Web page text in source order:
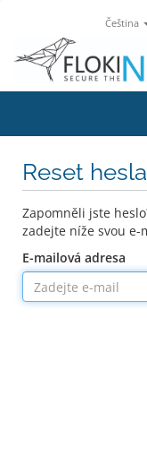
Čeština
Reset hesla
Zapomněli jste
zadejte níže svou e-
E-mailová adresa